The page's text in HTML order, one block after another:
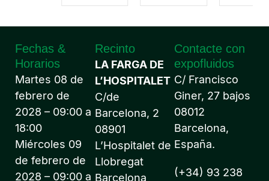
Fechas &
Horarios
Martes 08 de
febrero de
2028 – 09:00 a
18:00
Miércoles 09
de febrero de
2028 – 09:00 a
Recinto
LA FARGA DE
L’HOSPITALET
C/de
Barcelona, 2
08901
L’Hospitalet de
Llobregat
Barcelona
Contacte con
expofluidos
C/ Francisco
Giner, 27 bajos
08012
Barcelona,
España.
(+34) 93 238